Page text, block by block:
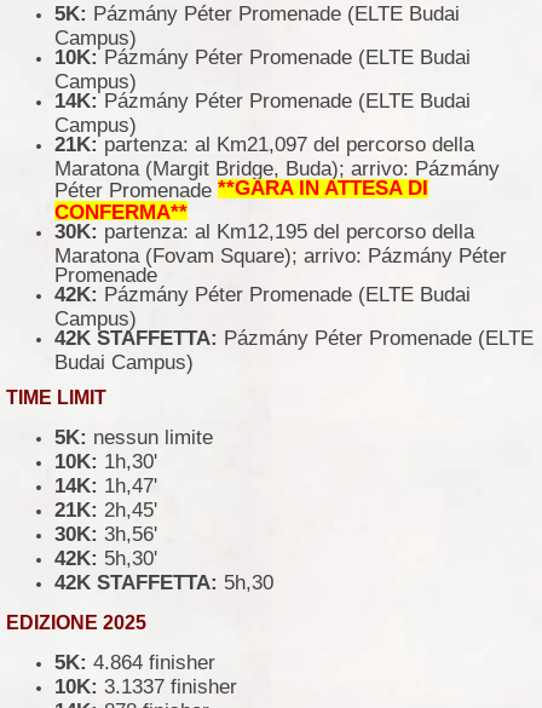
5K: Pázmány Péter Promenade (ELTE Budai
Campus)
10K:Pázmány Péter Promenade (ELTE Budai
Campus)
14K:Pázmány Péter Promenade (ELTE Budai
Campus)
21K:partenza: al Km21,097 del percorso della
Maratona (Margit Bridge, Buda); arrivo: Pázmány
Péter Promenade **GARA IN ATTESA DI
CONFERMA**
30K: partenza: al Km12,195 del percorso della
Maratona (Fovam Square); arrivo: Pázmány Péter
Promenade
42K: Pázmány Péter Promenade (ELTE Budai
Campus)
42K STAFFETTA: Pázmány Péter Promenade (ELTE
Budai Campus)
TIME LIMIT
5K: nessun limite
10K: 1h,30'
14K: 1h,47'
21K: 2h,45'
30K: 3h,56'
42K: 5h,30'
42K STAFFETTA: 5h,30
EDIZIONE 2025
5K: 4.864 finisher
10K: 3.1337 finisher